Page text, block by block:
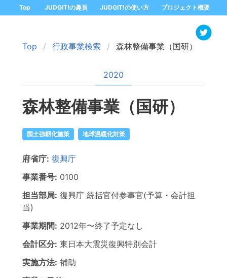
Top JUDGIT!の趣旨 JUDGIT!の使い方 プロジェクト概要
Top 行政事業検索 森林整備事業（国研）
2020
森林整備事業（国研）
国土強靱化施策 地球温暖化対策
府省庁: 復興庁
事業番号: 0100
担当部局: 復興庁 統括官付参事官(予算・会計担
当)
事業期間: 2012年〜終了予定なし
会計区分: 東日本大震災復興特別会計
実施方法: 補助